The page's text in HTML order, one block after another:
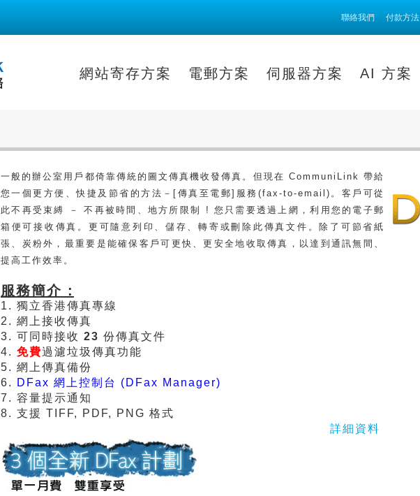
聯絡我們 付款方法
網站寄存方案 電郵方案 伺服器方案 AI 方案
一般的辦公室用戶都倚靠傳統的圖文傳真機收發傳真。但現在 CommuniLink 帶給
您一個更方便、快捷及節省的方法－[傳真至電郵]服務(fax-to-email)。客戶可從
此不再受束縛 － 不再被時間、地方所限制 ! 您只需要透過上網，利用您的電子郵
箱便可接收傳真。更可隨意列印、儲存、轉寄或刪除此傳真文件。除了可節省紙
張、炭粉外，最重要是能確保客戶可更快、更安全地收取傳真，以達到通訊無間、
提高工作效率。
服務簡介 :
1. 獨立香港傳真專線
2. 網上接收傳真
3. 可同時接收 23 份傳真文件
4. 免費過濾垃圾傳真功能
5. 網上傳真備份
6.
DFax 網上控制台 (DFax Manager)
7. 容量提示通知
8. 支援 TIFF, PDF, PNG 格式
詳細資料